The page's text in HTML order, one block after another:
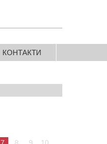
КОНТАКТИ